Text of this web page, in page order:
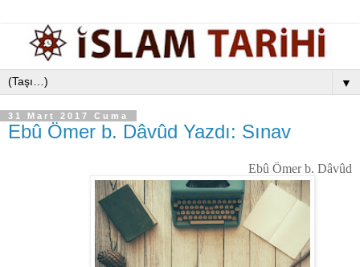
▼
31 Mart 2017 Cuma
Ebû Ömer b. Dâvûd Yazdı: Sınav
Ebû Ömer b. Dâvûd